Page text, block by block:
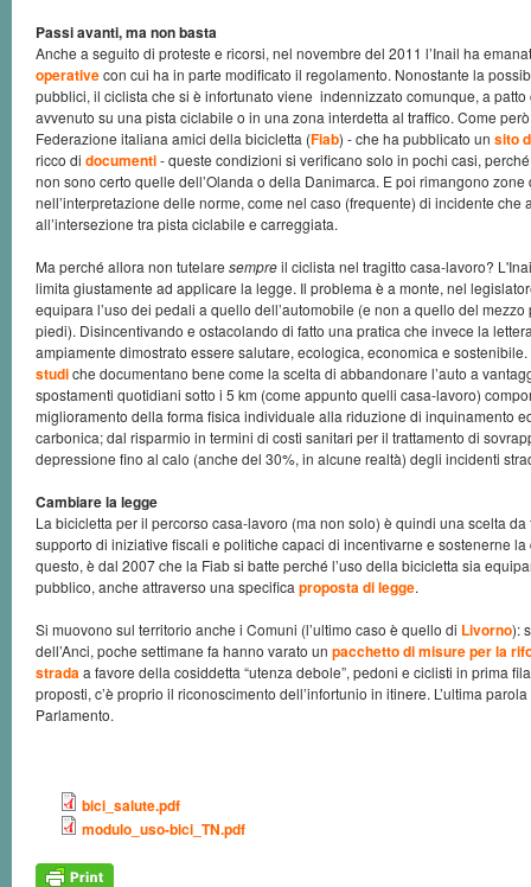
Passi avanti, ma non basta
Anche a seguito di proteste e ricorsi, nel novembre del 2011 l’Inail ha
operativecon cui ha in parte modificato il regolamento. Nonostante la
pubblici, il ciclista che si è infortunato viene indennizzato comunque, a patto
avvenuto su una pista ciclabile o in una zona interdetta al traffico. Come
Federazione italiana amici della bicicletta (Fiab) - che ha pubblicato un sito
ricco di documenti- queste condizioni si verificano solo in pochi casi,
non sono certo quelle dell’Olanda o della Danimarca. E poi rimangono zone
nell’interpretazione delle norme, come nel caso (frequente) di incidente che
all’intersezione tra pista ciclabile e carreggiata.
Ma perché allora non tutelare sempreil ciclista nel tragitto casa-lavoro?
limita giustamente ad applicare la legge. Il problema è a monte, nel
equipara l’uso dei pedali a quello dell’automobile (e non a quello del
piedi). Disincentivando e ostacolando di fatto una pratica che invece la
ampiamente dimostrato essere salutare, ecologica, economica e
studiche documentano bene come la scelta di abbandonare l’auto a
spostamenti quotidiani sotto i 5 km (come appunto quelli casa-lavoro)
miglioramento della forma fisica individuale alla riduzione di inquinamento
carbonica; dal risparmio in termini di costi sanitari per il trattamento di
depressione fino al calo (anche del 30%, in alcune realtà) degli incidenti
Cambiare la legge
La bicicletta per il percorso casa-lavoro (ma non solo) è quindi una scelta
supporto di iniziative fiscali e politiche capaci di incentivarne e sostenerne
questo, è dal 2007 che la Fiab si batte perché l’uso della bicicletta sia
pubblico, anche attraverso una specifica proposta di legge.
Si muovono sul territorio anche i Comuni (l’ultimo caso è quello di Livorno):
dell’Anci, poche settimane fa hanno varato un pacchetto di misure per la
stradaa favore della cosiddetta “utenza debole”, pedoni e ciclisti in prima
proposti, c’è proprio il riconoscimento dell’infortunio in itinere. L’ultima
Parlamento.
bici_salute.pdf
modulo_uso-bici_TN.pdf